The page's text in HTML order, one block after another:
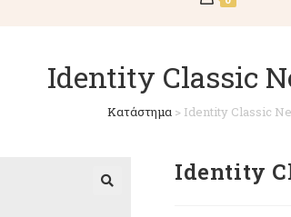
Identity Classic
Κατάστημα> Identity Classic
Identity